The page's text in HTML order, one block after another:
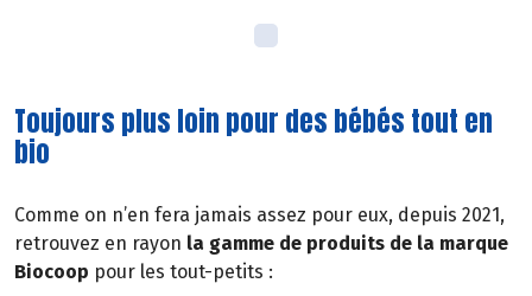
Toujours plus loin pour des bébés tout en
bio
Comme on n’en fera jamais assez pour eux, depuis 2021,
retrouvez en rayon la gamme de produits de la marque
Biocoop pour les tout-petits :